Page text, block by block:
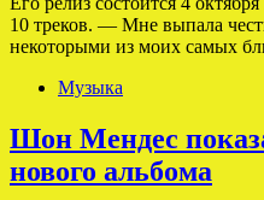
10 треков. — Мне выпала
некоторыми из моих самых
Музыка
Шон Мендес
нового альбома